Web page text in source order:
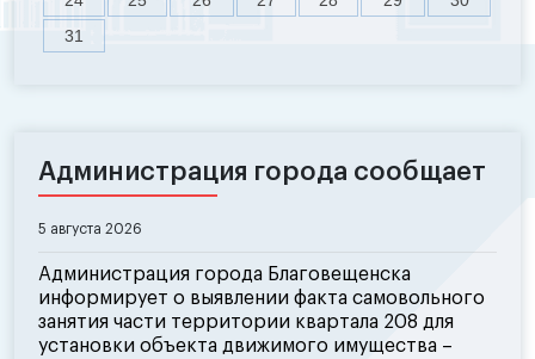
31
Администрация города сообщает
5 августа 2026
Администрация города Благовещенска
информирует о выявлении факта самовольного
занятия части территории квартала 208 для
установки объекта движимого имущества –